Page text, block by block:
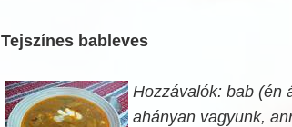
Tejszínes bableves
Hozzávalók: bab (én
ahányan vagyunk,